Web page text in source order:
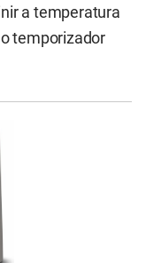
a temperatura
temporizador